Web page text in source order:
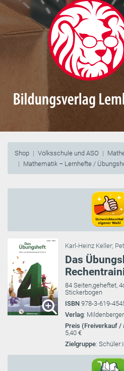
Shop Volksschule und ASO
Mathematik – Lernhefte /
Karl-Heinz Keller;
Das
84 Seiten,geheftet,
Stickerbogen
ISBN 978-3-619-
Verlag:
Preis (Freiverkauf /
5,40 €
Zielgruppe: